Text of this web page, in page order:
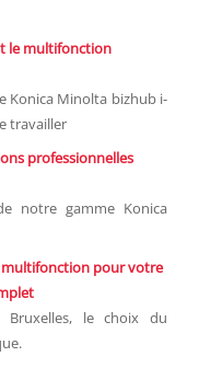
le multifonction
Konica Minolta bizhub i-
travailler
professionnelles
notre gamme Konica
multifonction pour votre
le choix du